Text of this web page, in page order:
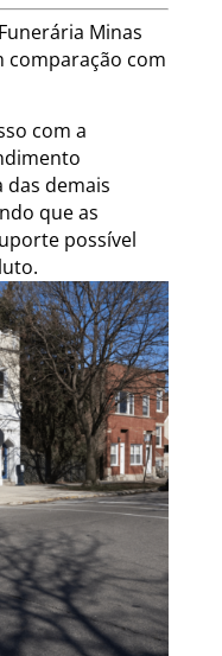
Minas
comparação com
com a
demais
que as
possível